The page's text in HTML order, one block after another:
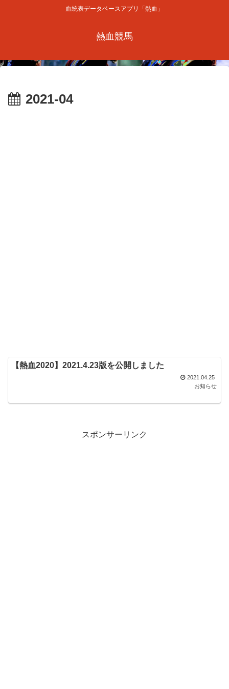
血統表データベースアプリ「熱血」
熱血競馬
2021-04
【熱血2020】2021.4.23版を公開しました
2021.04.25
お知らせ
スポンサーリンク